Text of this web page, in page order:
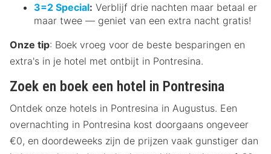
3=2 Special: Verblijf drie nachten maar betaal er
maar twee — geniet van een extra nacht gratis!
Onze tip: Boek vroeg voor de beste besparingen en
extra's in je hotel met ontbijt in Pontresina.
Zoek en boek een hotel in Pontresina
Ontdek onze hotels in Pontresina in Augustus. Een
overnachting in Pontresina kost doorgaans ongeveer
€0, en doordeweeks zijn de prijzen vaak gunstiger dan